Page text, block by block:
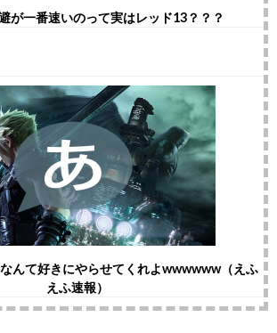
避が一番速いのって実はレッド13？？？
なんて好きにやらせてくれよwwwwww（えふ
えふ速報）